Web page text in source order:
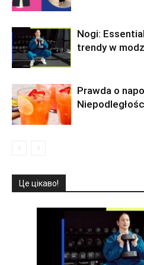
Nogi:
trendy w
Prawda o
Це цікаво!